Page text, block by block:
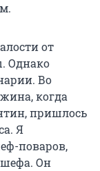
от
Однако
Во
когда
пришлось
Я
поваров,
Он